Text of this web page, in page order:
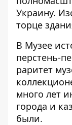
Украину.
торце
В Музее
перстень-
раритет
много лет
города и
были.